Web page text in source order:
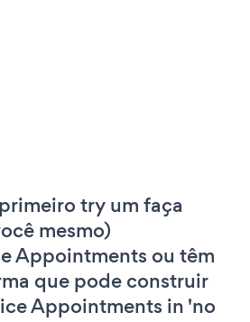
try um faça
mesmo)
Appointments ou têm
que pode construir
Appointments in 'no